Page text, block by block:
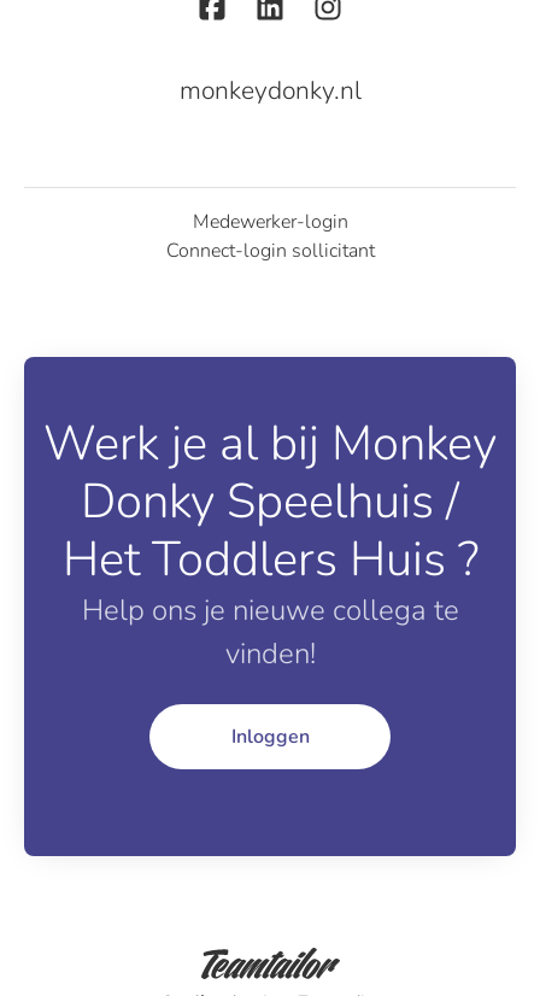
monkeydonky.nl
Medewerker-login
Connect-login sollicitant
Werk je al bij Monkey
Donky Speelhuis /
Het Toddlers Huis ?
Help ons je nieuwe collega te
vinden!
Inloggen